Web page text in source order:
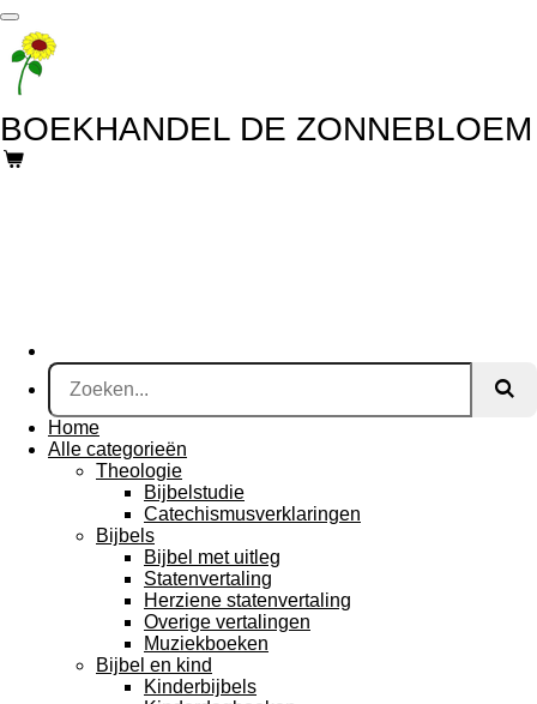
Ga
direct
naar
de
BOEKHANDEL DE ZONNEBLOEM
Home
Alle categorieën
Theologie
Bijbelstudie
Catechismusverklaringen
Bijbels
Bijbel met uitleg
Statenvertaling
Herziene statenvertaling
Overige vertalingen
Muziekboeken
Bijbel en kind
Kinderbijbels